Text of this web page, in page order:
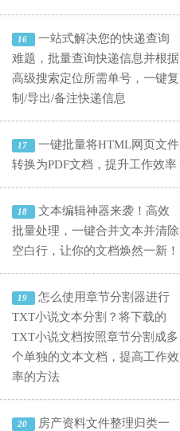
16
一站式解决您的快递查询
难题，批量查询快递信息并根据
高级搜索定位所需单号，一键复
制/导出/备注快递信息
17
一键批量将HTML网页文件
转换为PDF文档，提升工作效率
18
文本编辑神器来袭！高效
批量处理，一键合并文本并清除
空白行，让你的文档焕然一新！
19
怎么使用章节分割器进行
TXT小说文本分割？将下载的
TXT小说文档按照章节分割成多
个单独的文本文档，提高工作效
率的方法
20 房产资料文件整理归类一